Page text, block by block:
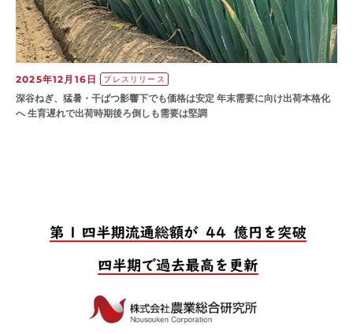
2025年12月16日 プレスリリース
深谷ねぎ、猛暑・干ばつ影響下でも価格は安定 年末需要に向け出荷本格化
へ 生育遅れで出荷時期後ろ倒しも需要は堅調